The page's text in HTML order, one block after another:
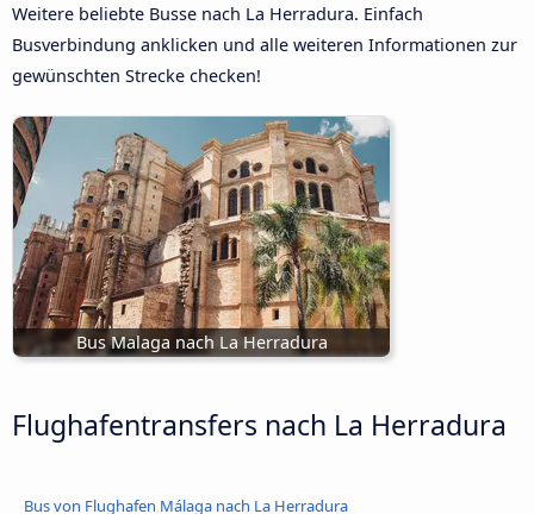
Weitere beliebte Busse nach La Herradura. Einfach
Busverbindung anklicken und alle weiteren Informationen zur
gewünschten Strecke checken!
Bus Malaga nach La Herradura
Flughafentransfers nach La Herradura
Bus von Flughafen Málaga nach La Herradura